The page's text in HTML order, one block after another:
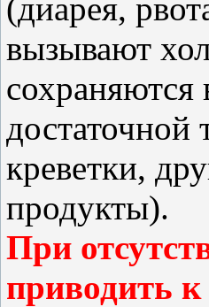
(диарея,
вызывают
сохраняются
достаточной
креветки,
продукты).
При
приводить к